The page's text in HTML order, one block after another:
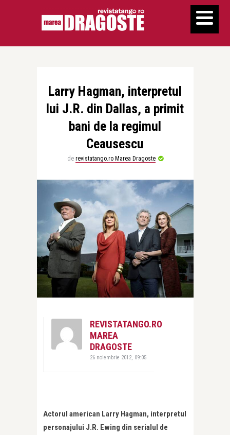
Larry Hagman, interpretul
lui J.R. din Dallas, a primit
bani de la regimul
Ceausescu
de revistatango.ro Marea Dragoste
REVISTATANGO.RO
MAREA
DRAGOSTE
26 noiembrie 2012, 09:05
Actorul american Larry Hagman, interpretul
personajului J.R. Ewing din serialul de